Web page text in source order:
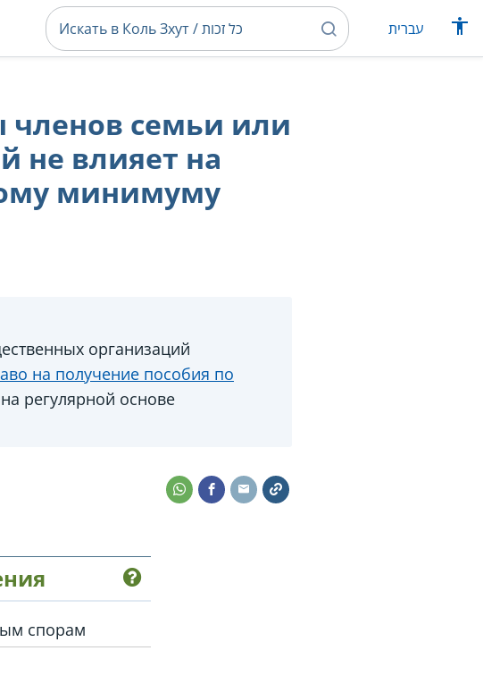
עברית
членов семьи или
не влияет на
минимуму
организаций
на получение пособия по
регулярной основе
спорам